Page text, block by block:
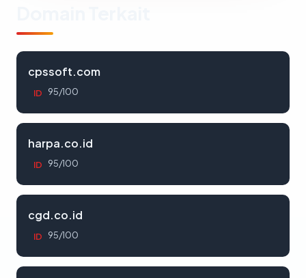
cpssoft.com
ID 95/100
harpa.co.id
ID 95/100
cgd.co.id
ID 95/100